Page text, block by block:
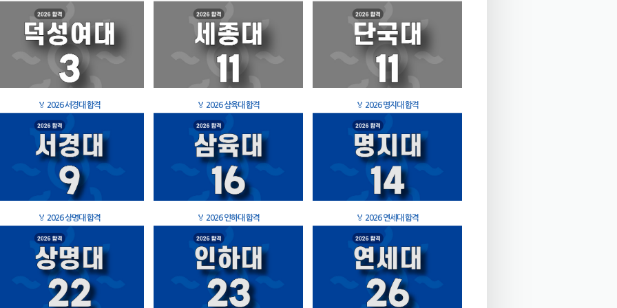
🏅 2026 서경대 합격 🏅 2026 삼육대 합격 🏅 2026 명지대 합격
🏅 2026 상명대 합격 🏅 2026 인하대 합격 🏅 2026 연세대 합격